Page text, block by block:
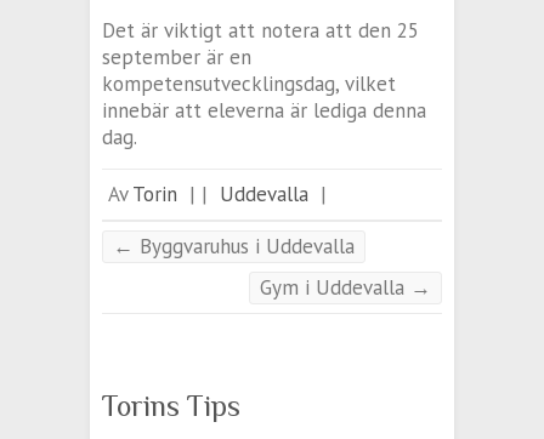
Det är viktigt att notera att den 25
september är en
kompetensutvecklingsdag, vilket
innebär att eleverna är lediga denna
dag.
AvTorin | | Uddevalla |
← Byggvaruhus i Uddevalla
Gym i Uddevalla →
Torins Tips